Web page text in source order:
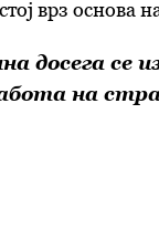
врз основа
досега се
на